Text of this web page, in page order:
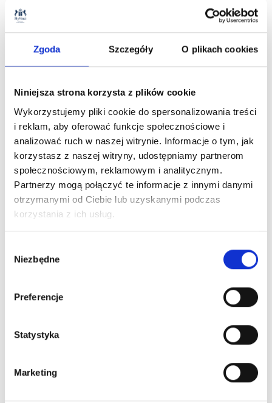
Zgoda Szczegóły O plikach cookies
Niniejsza strona korzysta z plików cookie
Wykorzystujemy pliki cookie do spersonalizowania treści
i reklam, aby oferować funkcje społecznościowe i
analizować ruch w naszej witrynie. Informacje o tym, jak
korzystasz z naszej witryny, udostępniamy partnerom
społecznościowym, reklamowym i analitycznym.
Partnerzy mogą połączyć te informacje z innymi danymi
otrzymanymi od Ciebie lub uzyskanymi podczas
korzystania z ich usług.
zgody
Niezbędne
Preferencje
Statystyka
Marketing
03
Wyniki Egzaminu Ósmoklasisty 2026
Czytaj więcej
06
Zakończenie roku szkolnego 2025/2026